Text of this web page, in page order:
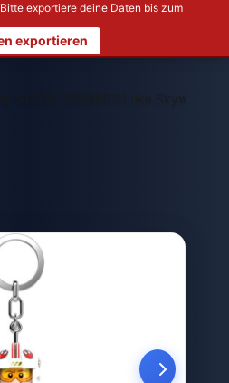
exportiere deine Daten bis zum
exportieren
LEGO 5009893 Luke Skywalker